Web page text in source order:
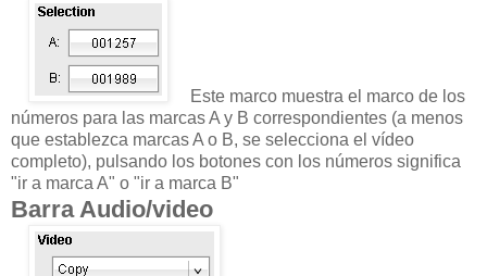
Este marco muestra el marco de los
números para las marcas A y B correspondientes (a menos
que establezca marcas A o B, se selecciona el vídeo
completo), pulsando los botones con los números significa
"ir a marca A" o "ir a marca B"
Barra Audio/video